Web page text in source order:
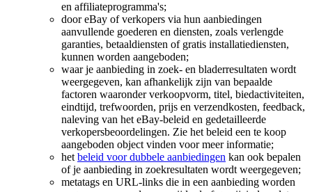
en affiliateprogramma's;
door eBay of verkopers via hun aanbiedingen
aanvullende goederen en diensten, zoals verlengde
garanties, betaaldiensten of gratis installatiediensten,
kunnen worden aangeboden;
waar je aanbieding in zoek- en bladerresultaten wordt
weergegeven, kan afhankelijk zijn van bepaalde
factoren waaronder verkoopvorm, titel, biedactiviteiten,
eindtijd, trefwoorden, prijs en verzendkosten, feedback,
naleving van het eBay-beleid en gedetailleerde
verkopersbeoordelingen. Zie het beleid een te koop
aangeboden object vinden voor meer informatie;
het beleid voor dubbele aanbiedingen kan ook bepalen
of je aanbieding in zoekresultaten wordt weergegeven;
metatags en URL-links die in een aanbieding worden